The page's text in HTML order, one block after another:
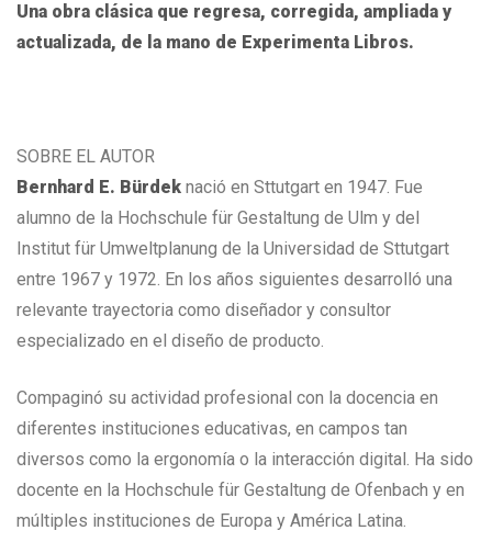
Una obra clásica que regresa, corregida, ampliada y
actualizada, de la mano de Experimenta Libros.
SOBRE EL AUTOR
Bernhard E. Bürdek nació en Sttutgart en 1947. Fue
alumno de la Hochschule für Gestaltung de Ulm y del
Institut für Umweltplanung de la Universidad de Sttutgart
entre 1967 y 1972. En los años siguientes desarrolló una
relevante trayectoria como diseñador y consultor
especializado en el diseño de producto.
Compaginó su actividad profesional con la docencia en
diferentes instituciones educativas, en campos tan
diversos como la ergonomía o la interacción digital. Ha sido
docente en la Hochschule für Gestaltung de Ofenbach y en
múltiples instituciones de Europa y América Latina.